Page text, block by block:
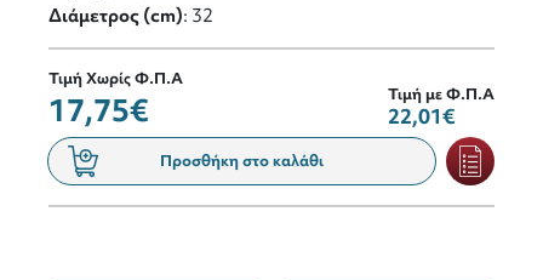
Διάμετρος (cm): 32
Τιμή Χωρίς Φ.Π.Α
17,75€ Τιμή με Φ.Π.Α
22,01€
Προσθήκη στο καλάθι